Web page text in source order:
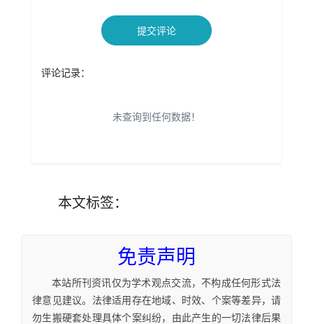
提交评论
评论记录：
未查询到任何数据！
本文标签：
免责声明
本站所刊资讯仅为学术观点交流，不构成任何形式法
律意见建议。法律适用存在地域、时效、个案等差异，请
勿生搬硬套处理具体个案纠纷，由此产生的一切法律后果